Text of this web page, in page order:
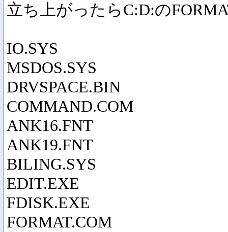
立ち上がったらC:D:の
IO.SYS
MSDOS.SYS
DRVSPACE.BIN
COMMAND.COM
ANK16.FNT
ANK19.FNT
BILING.SYS
EDIT.EXE
FDISK.EXE
FORMAT.COM